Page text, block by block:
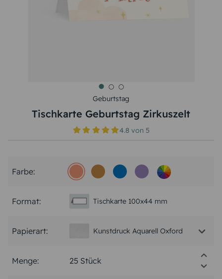
Geburtstag
Tischkarte Geburtstag Zirkuszelt
4.8 von5
Farbe:
Format: Tischkarte 100x44 mm
Papierart: Kunstdruck Aquarell Oxford
Menge: